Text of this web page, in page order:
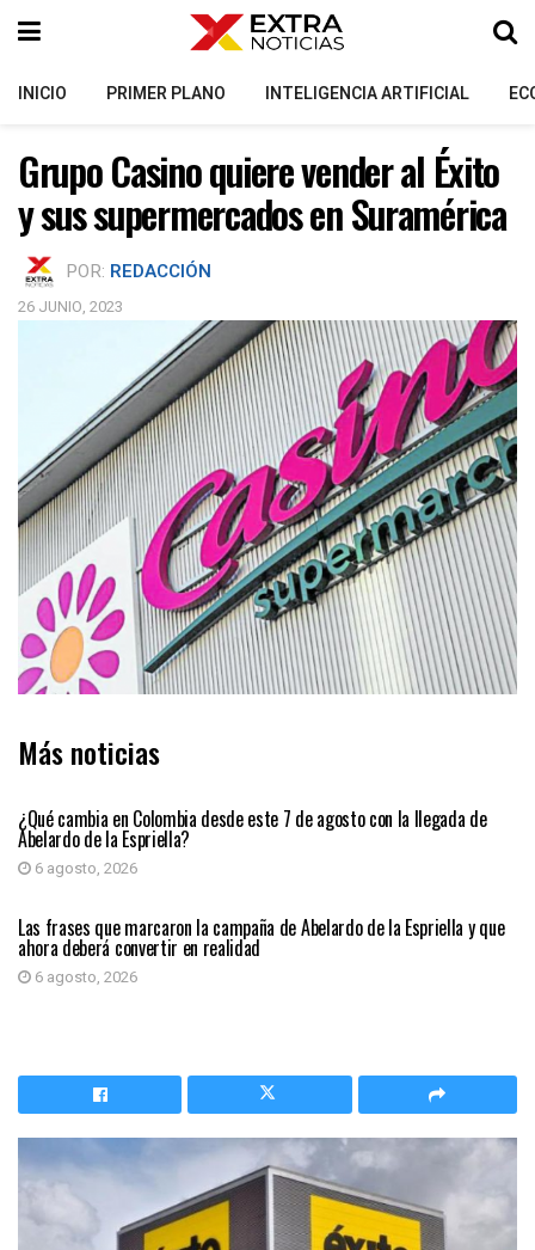
INICIO PRIMER PLANO INTELIGENCIA ARTIFICIAL
Grupo Casino quiere vender al Éxito
y sus supermercados en Suramérica
POR: REDACCIÓN
26 JUNIO, 2023
Más noticias
¿Qué cambia en Colombia desde este 7 de agosto con la llegada de
Abelardo de la Espriella?
6 agosto, 2026
PRIMER PLANO
Las frases que marcaron la campaña de Abelardo de la Espriella y que
ahora deberá convertir en realidad
6 agosto, 2026